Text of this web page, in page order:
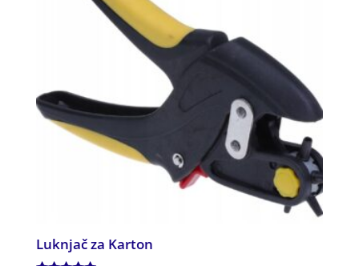
Luknjač za Karton